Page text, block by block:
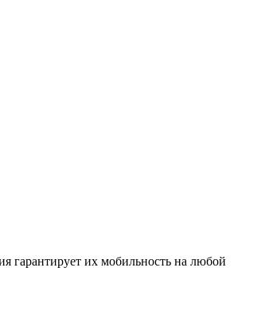
гарантирует их мобильность на любой